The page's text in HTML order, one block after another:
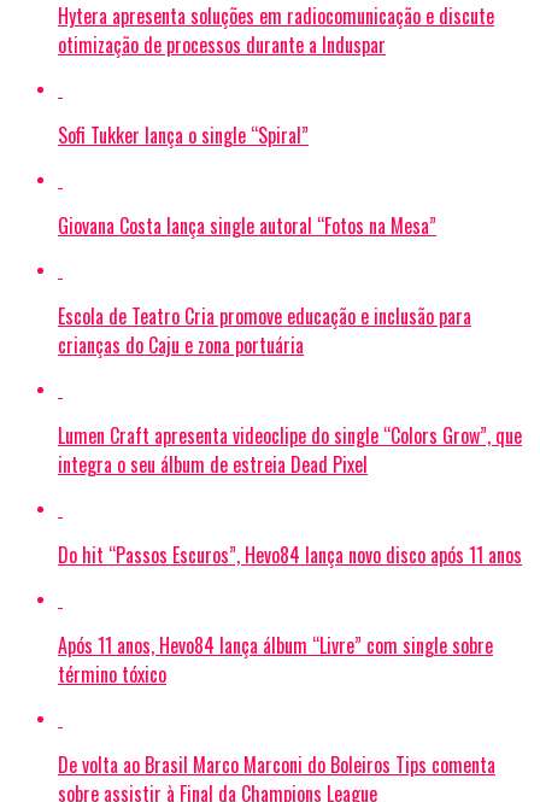
Hytera apresenta soluções em radiocomunicação e discute
otimização de processos durante a Induspar
Sofi Tukker lança o single “Spiral”
Giovana Costa lança single autoral “Fotos na Mesa”
Escola de Teatro Cria promove educação e inclusão para
crianças do Caju e zona portuária
Lumen Craft apresenta videoclipe do single “Colors Grow”, que
integra o seu álbum de estreia Dead Pixel
Do hit “Passos Escuros”, Hevo84 lança novo disco após 11 anos
Após 11 anos, Hevo84 lança álbum “Livre” com single sobre
término tóxico
De volta ao Brasil Marco Marconi do Boleiros Tips comenta
sobre assistir à Final da Champions League